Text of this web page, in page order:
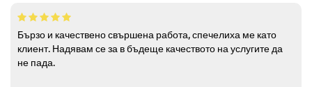
Бързо и качествено свършена работа, спечелиха ме като
клиент. Надявам се за в бъдеще качеството на услугите да
не пада.